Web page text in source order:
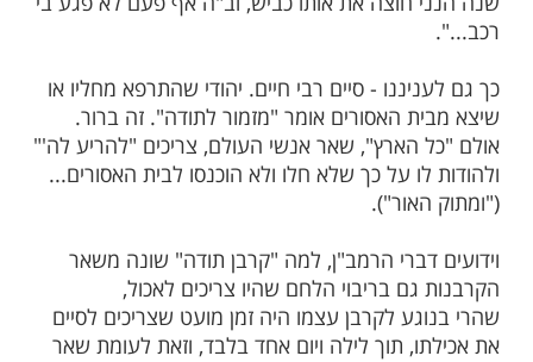
- ענה רבי חיים שליט"א - והיא תובן
פי מעשה הבא: אחרתפילת שחריתבאחד
פרס יהודי מפה על השלחן וחילק לציבור
יין ומיני מזונות. כשנשאל מדוע עושה כך,
כשחצה את הכביש פגע בו רכב, וב"ה
והוא משתף את הציבור בהודאתו.
אחר פרס מפה והעמיד כיבוד לציבור